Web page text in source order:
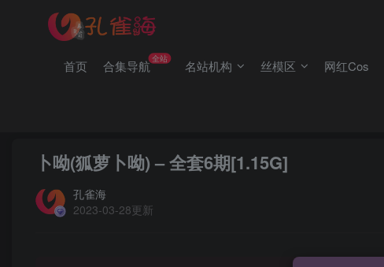
首页 合集导航全站 名站机构 丝模区 网红Cos
(2/2)每日凌晨0点主动查失效补链(点我演示)，失效不超24小时，
(1/2)永久发布，备用网址点这：kongque.org，点我（原域名失效）！
卜呦(狐萝卜呦) – 全套6期[1.15G]
孔雀海
2023-03-28更新